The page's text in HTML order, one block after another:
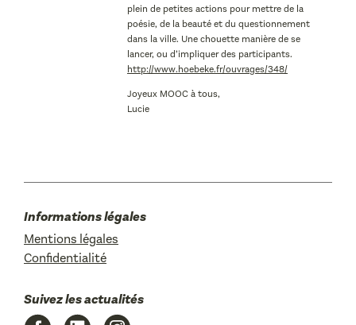
plein de petites actions pour mettre de la
poésie, de la beauté et du questionnement
dans la ville. Une chouette manière de se
lancer, ou d’impliquer des participants.
http://www.hoebeke.fr/ouvrages/348/
Joyeux MOOC à tous,
Lucie
Informations légales
Mentions légales
Confidentialité
Suivez les actualités